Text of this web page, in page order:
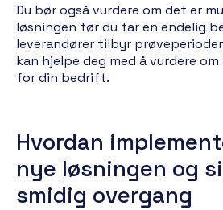
Du bør også vurdere om det er
løsningen før du tar en endelig
leverandører tilbyr
kan hjelpe deg med å vurdere
for din bedrift.
Hvordan
nye løsningen og
smidig overgang